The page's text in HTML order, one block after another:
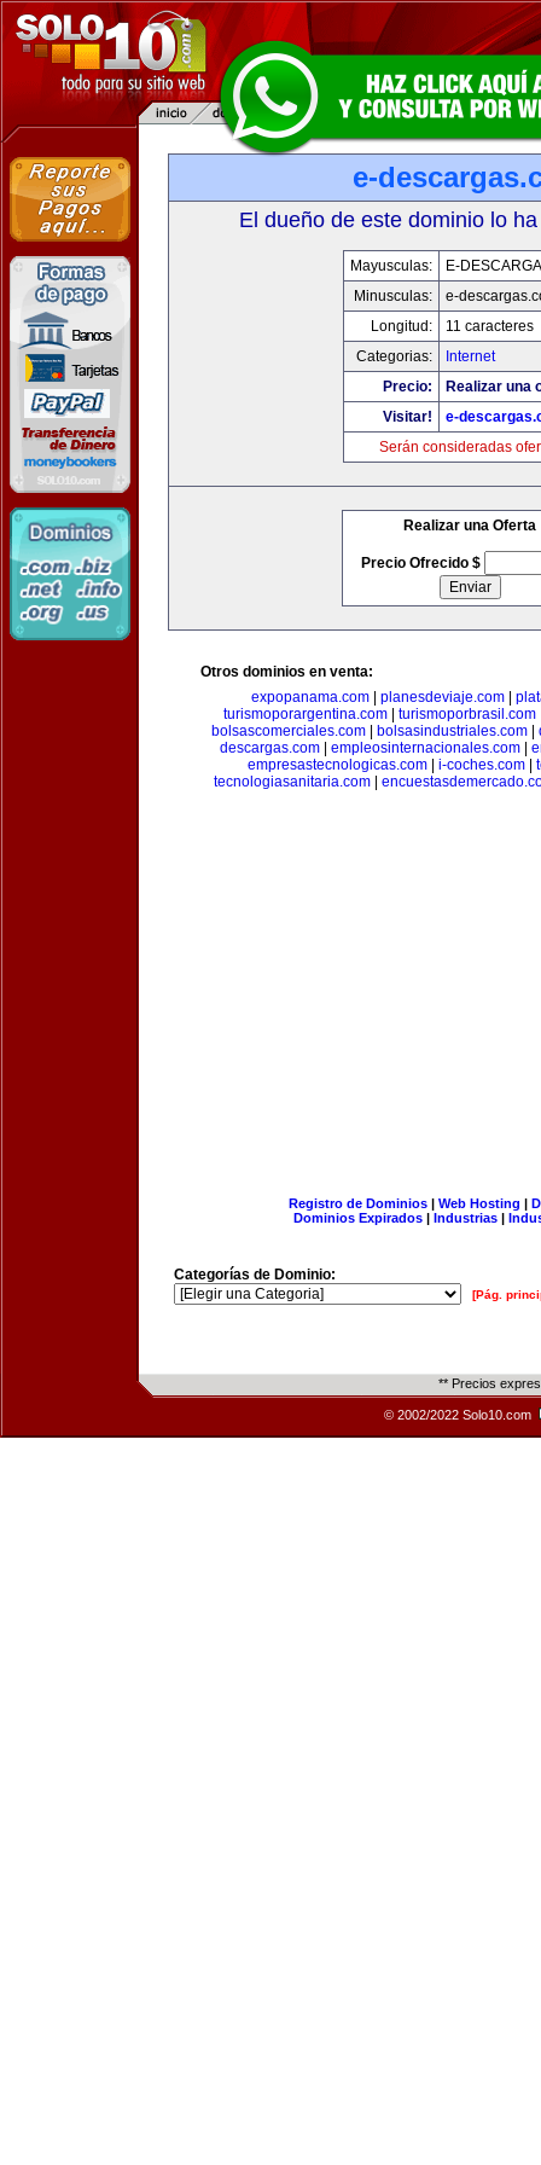
e-
El dueño de este dominio lo
Mayusculas:
E-
Minusculas:
e-
Longitud:
11 caracteres
Categorias:
Internet
Precio:
Realizar una
Visitar!
e-
Serán consideradas
Realizar una Oferta
Precio Ofrecido $
Otros dominios en venta:
expopanama.com| planesdeviaje.com|
turismoporargentina.com| turismoporbrasil.com
bolsascomerciales.com
bolsasindustriales.com
descargas.com
empleosinternacionales.com
empresastecnologicas.com
i-coches.com
tecnologiasanitaria.com|
Registro de Dominios| Web Hosting |
Dominios Expirados | Industrias |
Categorías de Dominio:
[Pág.
** Precios
© 2002/2022 Solo10.com